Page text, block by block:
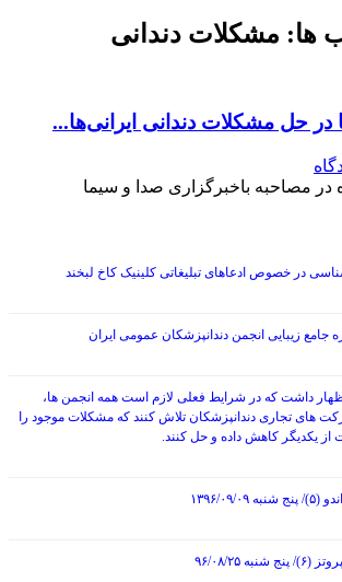
ها: مشکلات دندانی
در حل مشکلات دندانی ایرانی‌ها...
در مصاحبه باخبرگزاری صدا و سیما
در خصوص ادعاهای تبلیغاتی کلینیک کاخ لبخند
جامع زیبایی انجمن دندانپزشکان عمومی ایران
داشت که در شرایط فعلی لازم است همه انجمن ها،
های تجاری دندانپزشکان تلاش کنند که مشکلات موجود را
از یکدیگر کاهش داده و حل کنند.
۰۹/۰۹
۹۶/۰۸/۲۵